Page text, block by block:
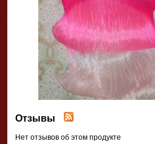
Отзывы
Нет отзывов об этом продукте